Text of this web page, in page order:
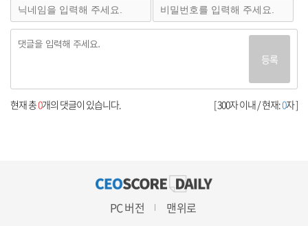
등록
[ 300자 이내 / 현재:0자 ]
현재 총0개의 댓글이 있습니다.
PC 버전 맨위로